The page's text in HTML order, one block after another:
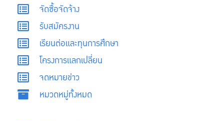
จัดซื้อจัดจ้าง
รับสมัครงาน
เรียนต่อและทุนการศึกษา
โครงการแลกเปลี่ยน
จดหมายข่าว
หมวดหมู่ทั้งหมด